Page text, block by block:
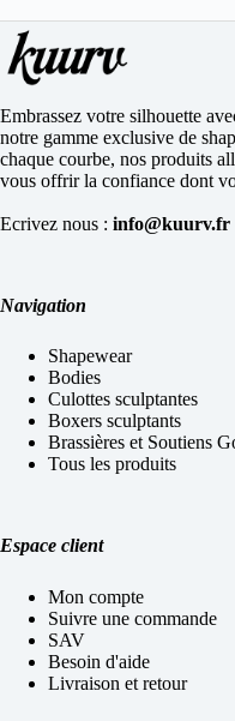
Embrassez votre silhouette
notre gamme exclusive de
chaque courbe, nos produits
vous offrir la confiance dont
Ecrivez nous : info@kuurv.fr
Navigation
Shapewear
Bodies
Culottes sculptantes
Boxers sculptants
Brassières et Soutiens
Tous les produits
Espace client
Mon compte
Suivre une commande
SAV
Besoin d'aide
Livraison et retour